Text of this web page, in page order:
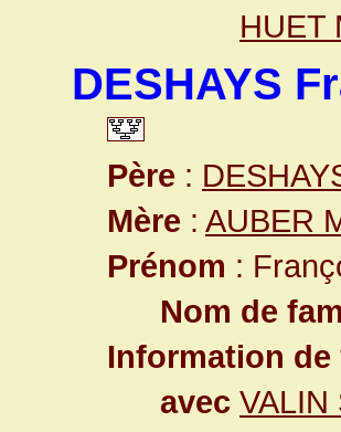
HUET
DESHAYS
Père :
Mère : AUBER
Prénom :
Nom de
Information de
avec VALIN